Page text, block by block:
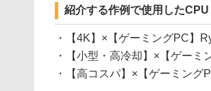
紹介する作例で使用した
・【4K】×【ゲーミングPC】
・【小型・高冷却】×【ゲー
・【高コスパ】×【ゲーミン